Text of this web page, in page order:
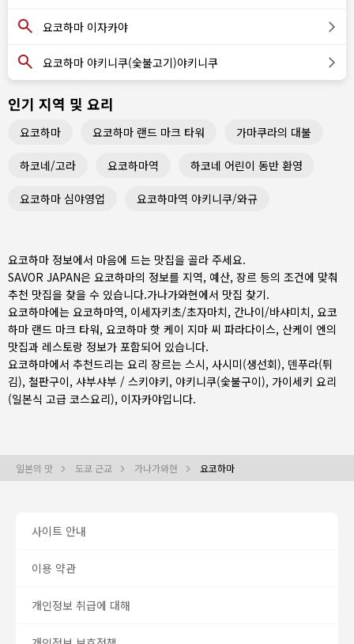
요코하마 이자카야
요코하마 야키니쿠(숯불고기)야키니쿠
인기 지역 및 요리
요코하마 요코하마 랜드 마크 타워 가마쿠라의 대불
하코네/고라 요코하마역 하코네 어린이 동반 환영
요코하마 심야영업 요코하마역 야키니쿠/와규
요코하마 정보에서 마음에 드는 맛집을 골라 주세요.
SAVOR JAPAN은 요코하마의 정보를 지역, 예산, 장르 등의 조건에 맞춰
추천 맛집을 찾을 수 있습니다.가나가와현에서 맛집 찾기.
요코하마에는 요코하마역, 이세자키초/초자마치, 간나이/바샤미치, 요코
하마 랜드 마크 타워, 요코하마 핫 케이 지마 씨 파라다이스, 산케이 엔의
맛집과 레스토랑 정보가 포함되어 있습니다.
요코하마에서 추천드리는 요리 장르는 스시, 사시미(생선회), 덴푸라(튀
김), 철판구이, 샤부샤부 / 스키야키, 야키니쿠(숯불구이), 가이세키 요리
(일본식 고급 코스요리), 이자카야입니다.
일본의 맛 도쿄 근교 가나가와현 요코하마
사이트 안내
이용 약관
개인정보 취급에 대해